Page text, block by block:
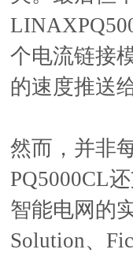
个电流链接
的速度推送
然⽽，并⾮
PQ5000CL
智能电⽹的
Solution、